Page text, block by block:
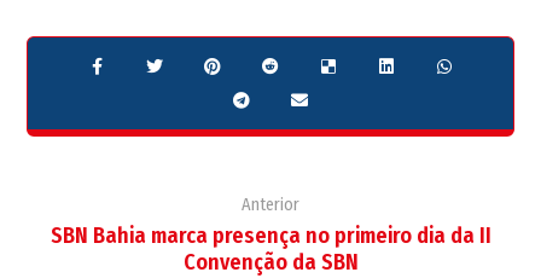
Anterior
SBN Bahia marca presença no primeiro dia da II
Convenção da SBN